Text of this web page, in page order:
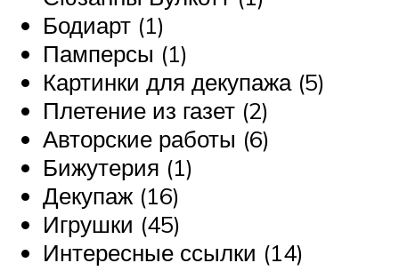
Бодиарт (1)
Памперсы (1)
Картинки для декупажа (5)
Плетение из газет (2)
Авторские работы (6)
Бижутерия (1)
Декупаж (16)
Игрушки (45)
Интересные ссылки (14)